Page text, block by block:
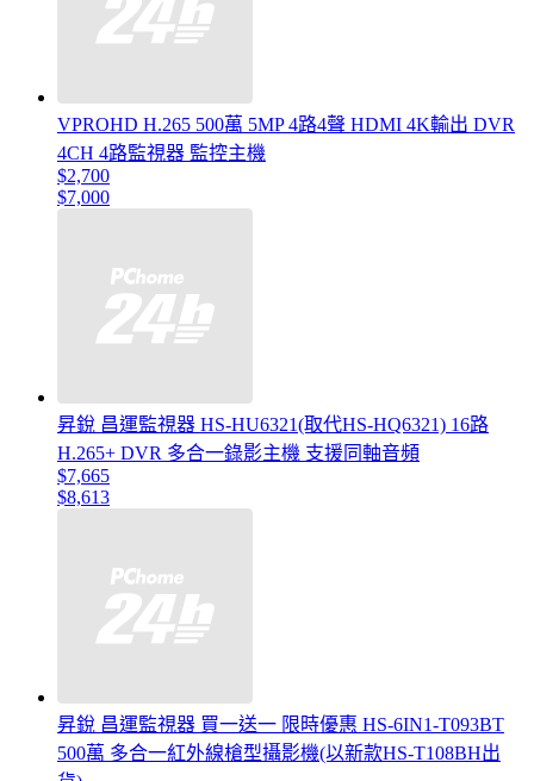
VPROHD H.265 500萬 5MP 4路4聲 HDMI 4K輸出 DVR
4CH 4路監視器 監控主機
$2,700
$7,000
昇銳 昌運監視器 HS-HU6321(取代HS-HQ6321) 16路
H.265+ DVR 多合一錄影主機 支援同軸音頻
$7,665
$8,613
昇銳 昌運監視器 買一送一 限時優惠 HS-6IN1-T093BT
500萬 多合一紅外線槍型攝影機(以新款HS-T108BH出